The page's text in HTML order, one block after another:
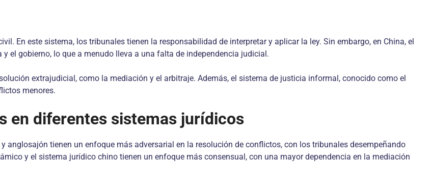
En este sistema, los tribunales tienen la responsabilidad de interpretar y aplicar la ley. Sin embargo, en China, el
el gobierno, lo que a menudo lleva a una falta de independencia judicial.
extrajudicial, como la mediación y el arbitraje. Además, el sistema de justicia informal, conocido como el
menores.
en diferentes sistemas jurídicos
anglosajón tienen un enfoque más adversarial en la resolución de conflictos, con los tribunales desempeñando
y el sistema jurídico chino tienen un enfoque más consensual, con una mayor dependencia en la mediación